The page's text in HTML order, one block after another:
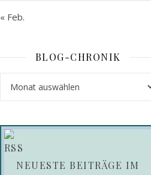
« Feb.
BLOG-CHRONIK
NEUESTE BEITRÄGE IM